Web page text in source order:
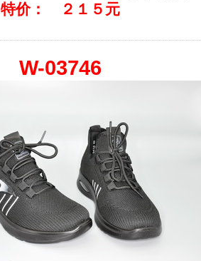
特价： ２１５元
W-03746